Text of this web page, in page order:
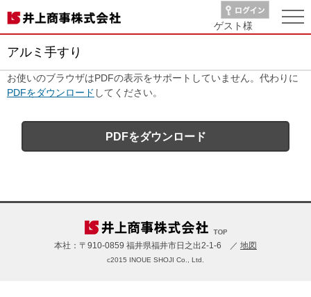
ゲスト様
アルミ手すり
お使いのブラウザはPDFの表示をサポートしていません。代わりに
PDFをダウンロード してください。
PDFをダウンロード
本社：〒910-0859 福井県福井市日之出2-1-6 ／ 地図
c2015 INOUE SHOJI Co., Ltd.